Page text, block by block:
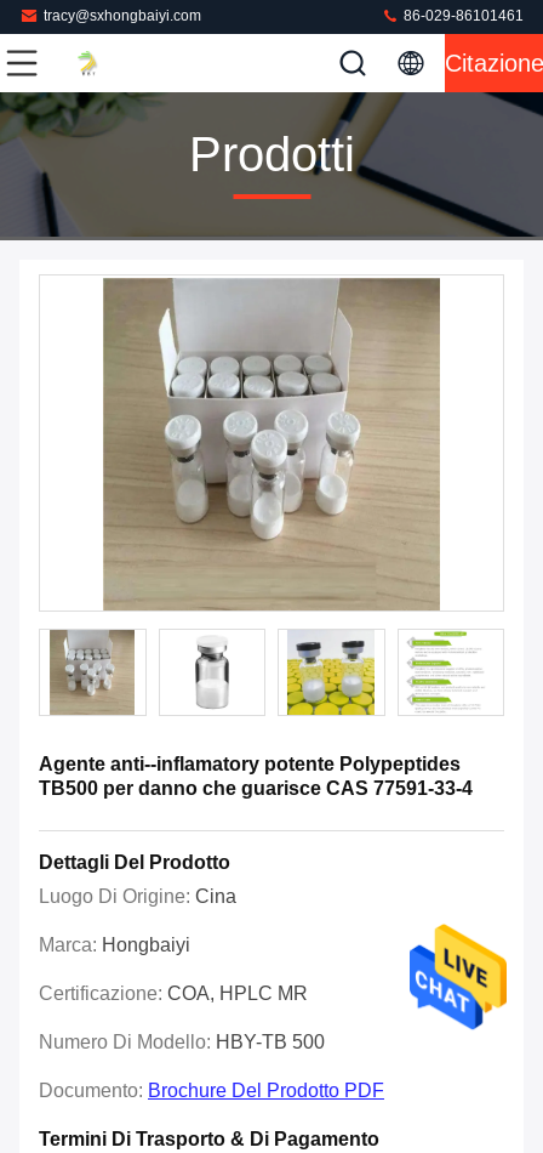
tracy@sxhongbaiyi.com 86-029-86101461
Citazione
Prodotti
Agente anti--inflamatory potente Polypeptides
TB500 per danno che guarisce CAS 77591-33-4
Dettagli Del Prodotto
Luogo Di Origine: Cina
Marca: Hongbaiyi
Certificazione: COA, HPLC MR
Numero Di Modello: HBY-TB 500
Documento: Brochure Del Prodotto PDF
Termini Di Trasporto & Di Pagamento